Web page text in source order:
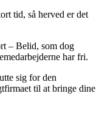
tid, så herved er det
– Belid, som dog
har fri.
sig for den
til at bringe dine